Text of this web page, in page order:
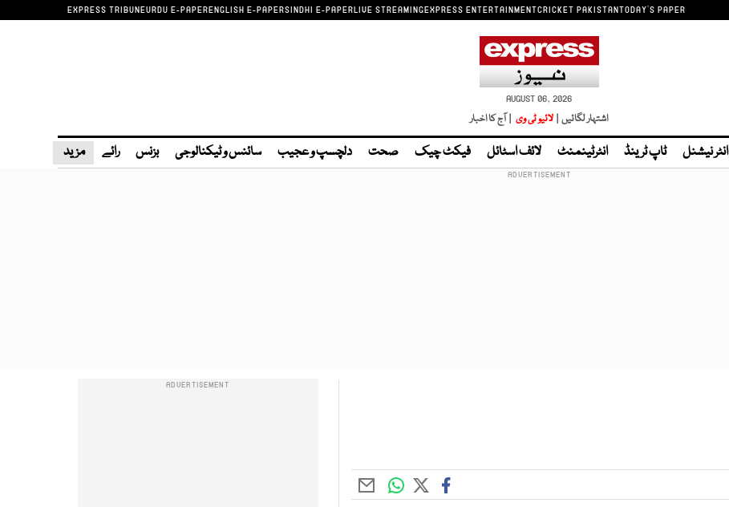
EXPRESS TRIBUNEURDU E-PAPERENGLISH E-PAPERSINDHI E-PAPERLIVE STREAMINGEXPRESS ENTERTAINMENTCRICKET PAKISTANTODAY'S PAPER
AUGUST 06, 2026
اشتہار لگائیں | لائیو ٹی وی | آج کا اخبار
انٹر نیشنل ٹاپ ٹرینڈ انٹرٹینمنٹ لائف اسٹائل فیکٹ چیک صحت دلچسپ و عجیب سائنس و ٹیکنالوجی بزنس رائے مزید